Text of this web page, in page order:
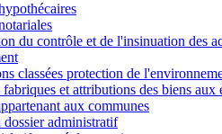
du contrôle et de l'insinuation des
classées protection de
et attributions des biens aux
aux communes
administratif